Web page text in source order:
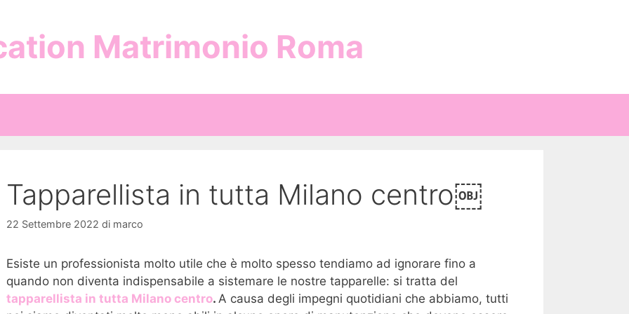
Matrimonio Roma
Tapparellista in tutta Milano centro￼
22 Settembre 2022 di marco
Esiste un professionista molto utile che è molto spesso tendiamo ad ignorare fino a
quando non diventa indispensabile a sistemare le nostre tapparelle: si tratta del
tapparellista in tutta Milano centro. A causa degli impegni quotidiani che abbiamo, tutti